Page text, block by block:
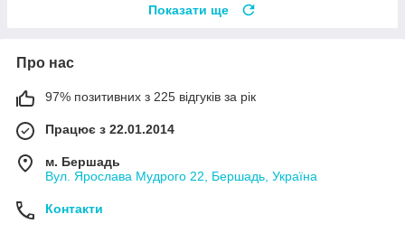
Показати ще
Про нас
97% позитивних з 225 відгуків за рік
Працює з 22.01.2014
м. Бершадь
Вул. Ярослава Мудрого 22, Бершадь, Україна
Контакти